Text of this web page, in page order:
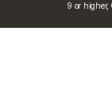
FRN Rate
Bond Price
9 or higher,